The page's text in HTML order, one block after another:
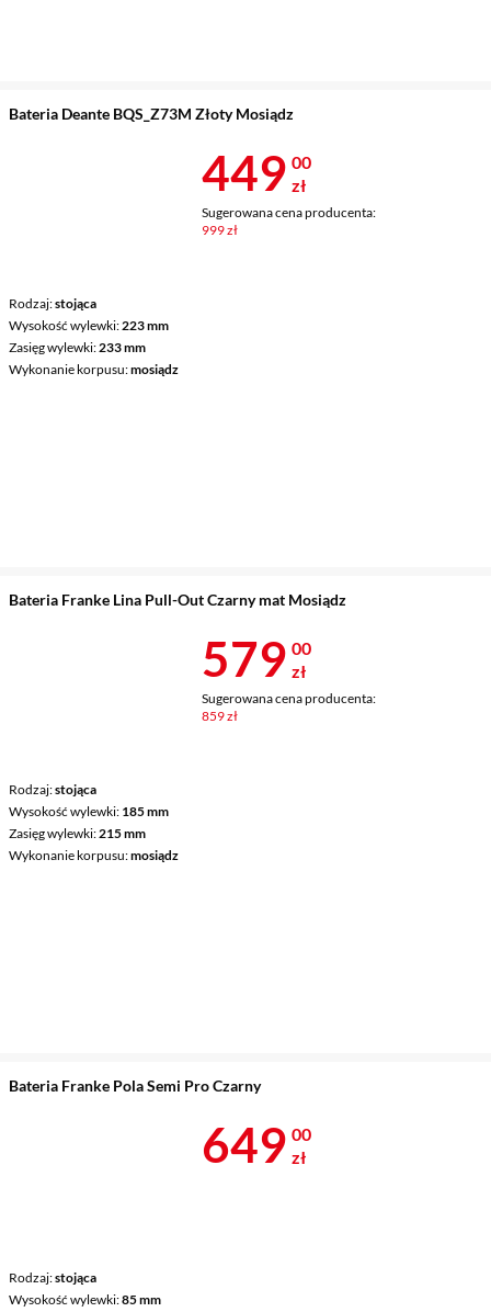
Bateria Deante BQS_Z73M Złoty Mosiądz
Rodzaj stojąca
Wysokość wylewki 223 mm
Zasięg wylewki 233 mm
Wykonanie korpusu mosiądz
Cena 449 zł
449 00
zł
Sugerowana cena producenta:
999 zł
Bateria Franke Lina Pull-Out Czarny mat Mosiądz
Rodzaj stojąca
Wysokość wylewki 185 mm
Zasięg wylewki 215 mm
Wykonanie korpusu mosiądz
Cena 579 zł
579 00
zł
Sugerowana cena producenta:
859 zł
Bateria Franke Pola Semi Pro Czarny
Rodzaj stojąca
Wysokość wylewki 85 mm
Cena 649 zł
649 00
zł